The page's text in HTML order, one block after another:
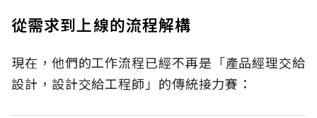
從需求到上線的流程解構
現在，他們的工作流程已經不再是「產品經理交給
設計，設計交給工程師」的傳統接力賽：